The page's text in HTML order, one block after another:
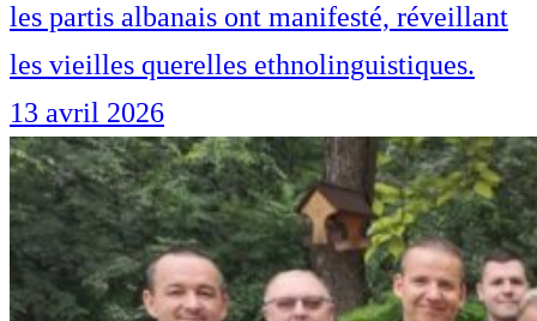
les partis albanais ont manifesté, réveillant
les vieilles querelles ethnolinguistiques.
13 avril 2026